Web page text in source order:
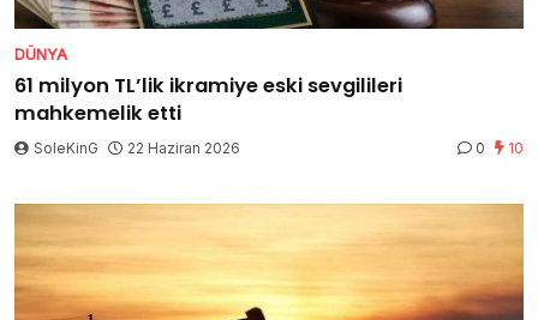
DÜNYA
61 milyon TL’lik ikramiye eski sevgilileri
mahkemelik etti
SoleKinG 22 Haziran 2026 0 10